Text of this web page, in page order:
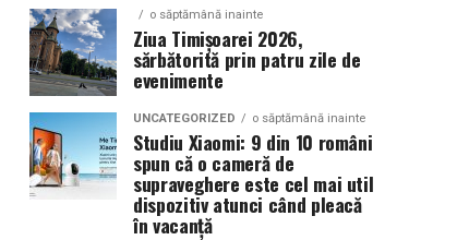
o săptămână inainte
Ziua Timișoarei 2026,
sărbătorită prin patru zile de
evenimente
UNCATEGORIZED o săptămână inainte
Studiu Xiaomi: 9 din 10 români
spun că o cameră de
supraveghere este cel mai util
dispozitiv atunci când pleacă
în vacanță